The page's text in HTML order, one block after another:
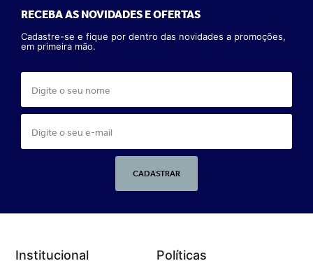
RECEBA AS NOVIDADES E OFERTAS
Cadastre-se e fique por dentro das novidades a promoções,
em primeira mão.
CADASTRAR
Institucional Políticas